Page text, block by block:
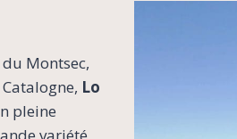
Montsec,
Lo
pleine